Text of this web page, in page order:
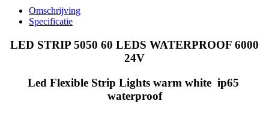
24V
aantal
Omschrijving
Specificatie
LED STRIP 5050 60 LEDS WATERPROOF 6000
24V
Led Flexible Strip Lights warm white ip65
waterproof